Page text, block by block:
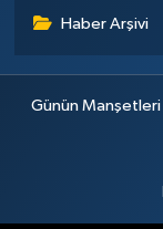
Haber Arşivi
Günün Manşetleri